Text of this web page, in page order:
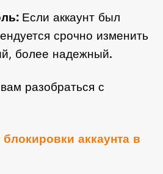
Если аккаунт был
срочно изменить
более надежный.
разобраться с
аккаунта в